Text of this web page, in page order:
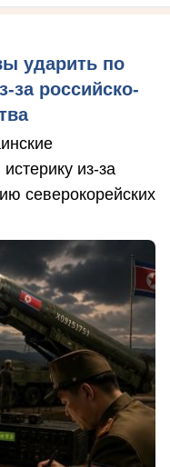
ударить по
за российско-
из-за
северокорейских